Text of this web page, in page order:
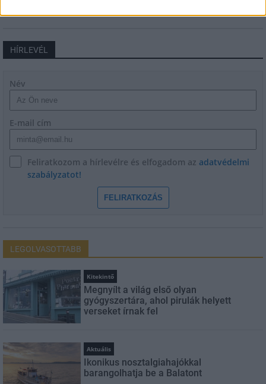
HÍRLEVÉL
Név
E-mail cím
Feliratkozom a hírlevélre és elfogadom az adatvédelmi
szabályzatot!
FELIRATKOZÁS
LEGOLVASOTTABB
Kitekintő
Megnyílt a világ első olyan
gyógyszertára, ahol pirulák helyett
verseket írnak fel
Aktuális
Ikonikus nosztalgiahajókkal
barangolhatja be a Balatont